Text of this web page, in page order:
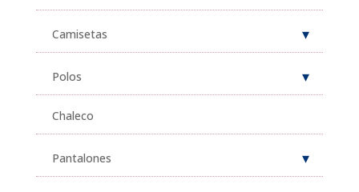
Camisetas
Polos
Chaleco
Pantalones